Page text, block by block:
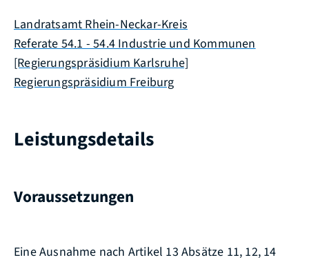
Landratsamt Rhein-Neckar-Kreis
Referate 54.1 - 54.4 Industrie und Kommunen
[Regierungspräsidium Karlsruhe]
Regierungspräsidium Freiburg
Leistungsdetails
Voraussetzungen
Eine Ausnahme nach Artikel 13 Absätze 11, 12, 14